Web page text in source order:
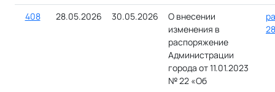
408 28.05.2026 30.05.2026
О внесении
изменения в
распоряжение
Администрации
города от 11.01.2023
№ 22 «Об